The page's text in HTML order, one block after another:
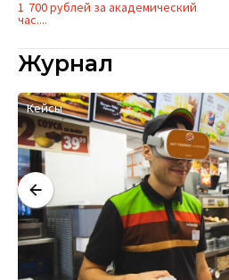
1 700 рублей за академический
час....
Журнал
Кейсы